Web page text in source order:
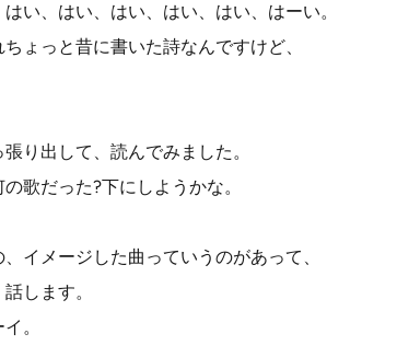
い、はい、はい、はい、はい、はーい。
ょっと昔に書いた詩なんですけど、
り出して、読んでみました。
歌だった?下にしようかな。
イメージした曲っていうのがあって、
します。
。